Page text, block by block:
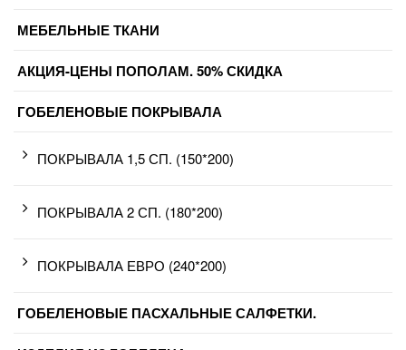
МЕБЕЛЬНЫЕ ТКАНИ
АКЦИЯ-ЦЕНЫ ПОПОЛАМ. 50% СКИДКА
ГОБЕЛЕНОВЫЕ ПОКРЫВАЛА
ПОКРЫВАЛА 1,5 СП. (150*200)
ПОКРЫВАЛА 2 СП. (180*200)
ПОКРЫВАЛА ЕВРО (240*200)
ГОБЕЛЕНОВЫЕ ПАСХАЛЬНЫЕ САЛФЕТКИ.